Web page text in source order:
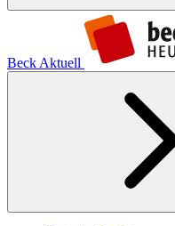
Beck Aktuell